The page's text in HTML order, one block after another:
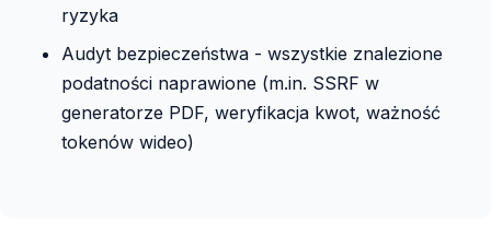
ryzyka
Audyt bezpieczeństwa - wszystkie znalezione
podatności naprawione (m.in. SSRF w
generatorze PDF, weryfikacja kwot, ważność
tokenów wideo)